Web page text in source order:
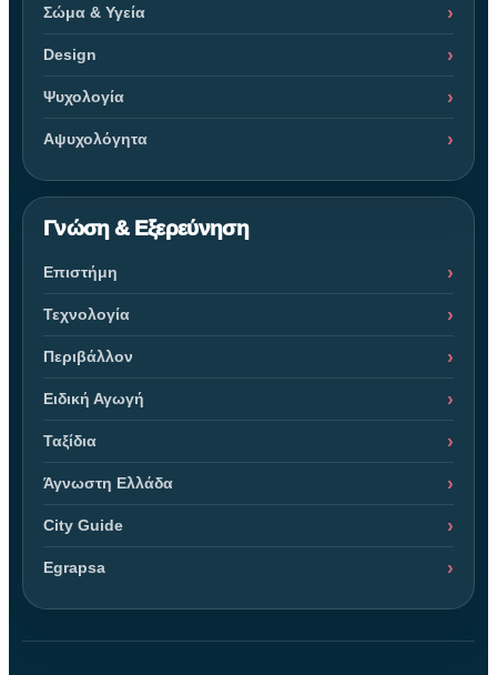
Σώμα & Υγεία
Design
Ψυχολογία
Αψυχολόγητα
Γνώση & Εξερεύνηση
Επιστήμη
Τεχνολογία
Περιβάλλον
Ειδική Αγωγή
Ταξίδια
Άγνωστη Ελλάδα
City Guide
Egrapsa